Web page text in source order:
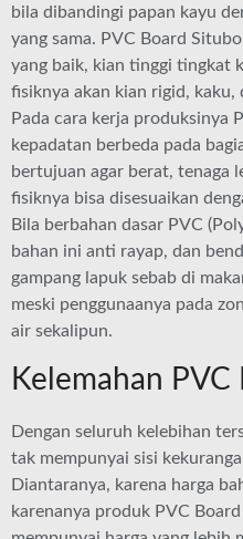
bila dibandingi papan kayu
yang sama. PVC Board
yang baik, kian tinggi tingkat
fisiknya akan kian rigid, kaku,
Pada cara kerja produksinya
kepadatan berbeda pada
bertujuan agar berat, tenaga
fisiknya bisa disesuaikan
Bila berbahan dasar PVC
bahan ini anti rayap, dan
gampang lapuk sebab di
meski penggunaanya pada
air sekalipun.
Kelemahan
Dengan seluruh kelebihan
tak mempunyai sisi
Diantaranya, karena harga
karenanya produk PVC